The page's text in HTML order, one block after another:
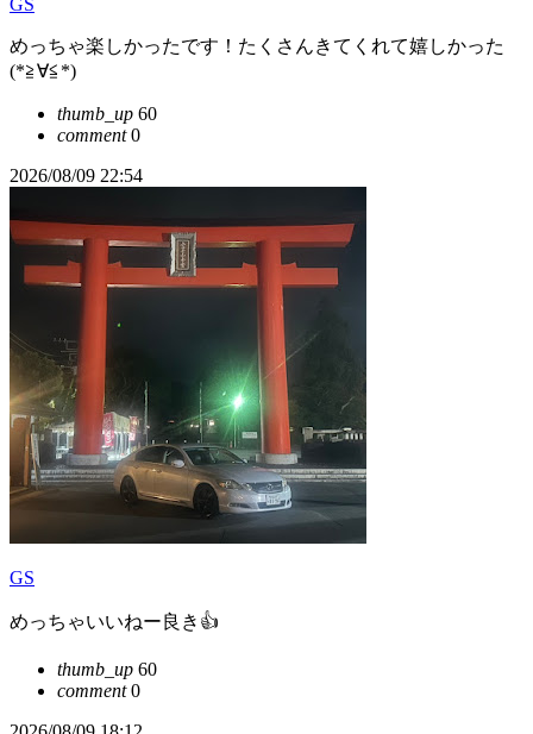
GS
めっちゃ楽しかったです！たくさんきてくれて嬉しかった
(*≧∀≦*)
thumb_up 60
comment0
2026/08/09 22:54
GS
めっちゃいいねー良き👍
thumb_up 60
comment0